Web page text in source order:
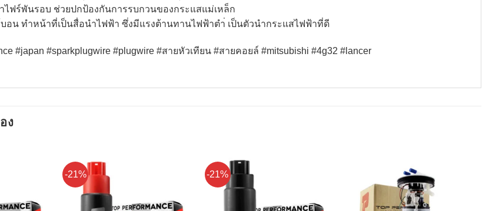
าไฟร์พันรอบ ช่วยปกป้องกันการรบกวนของกระแสแม่เหล็ก
บอน ทำหน้าที่เป็นสื่อนำไฟฟ้า ซึ่งมีแรงต้านทานไฟฟ้าตำ่ เป็นตัวนำกระแสไฟฟ้าที่ดี
#japan #sparkplugwire #plugwire #สายหัวเทียน #สายคอยล์ #mitsubishi #4g32 #lancer
ง
-21% -21%